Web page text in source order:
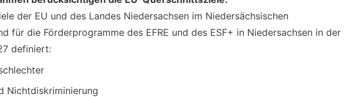
der EU und des Landes Niedersachsen im Niedersächsischen
für die Förderprogramme des EFRE und des ESF+ in Niedersachsen in der
definiert:
Nichtdiskriminierung